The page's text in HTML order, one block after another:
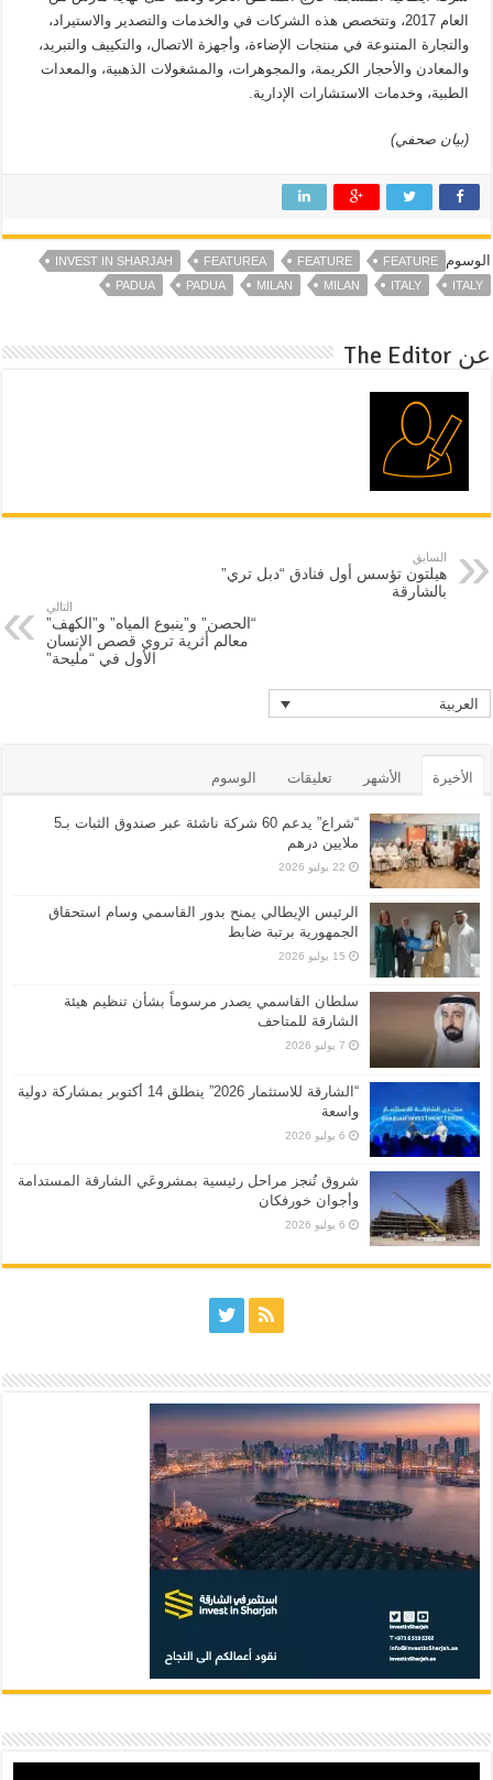
العام 2017، وتتخصص هذه الشركات في والخدمات والتصدير والاستيراد،
والتجارة المتنوعة في منتجات الإضاءة، وأجهزة الاتصال، والتكييف والتبريد،
والمعادن والأحجار الكريمة، والمجوهرات، والمشغولات الذهبية، والمعدات
الطبية، وخدمات الاستشارات الإدارية.
(بيان صحفي)
الوسوم FEATURE
FEATURE
FEATUREA
INVEST IN SHARJAH
ITALY
ITALY
MILAN
MILAN
PADUA
PADUA
عن The Editor
السابق
هيلتون تؤسس أول فنادق “دبل تري”
بالشارقة
التالي
“الحصن” و”ينبوع المياه” و”الكهف”
معالم أثرية تروي قصص الإنسان
الأول في “مليحة”
العربية
الأخيرة الأشهر تعليقات الوسوم
“شراع” يدعم 60 شركة ناشئة عبر صندوق الثبات بـ5
ملايين درهم
22 يوليو 2026
الرئيس الإيطالي يمنح بدور القاسمي وسام استحقاق
الجمهورية برتبة ضابط
15 يوليو 2026
سلطان القاسمي يصدر مرسوماً بشأن تنظيم هيئة
الشارقة للمتاحف
7 يوليو 2026
“الشارقة للاستثمار 2026” ينطلق 14 أكتوبر بمشاركة دولية
واسعة
6 يوليو 2026
شروق تُنجز مراحل رئيسية بمشروعَي الشارقة المستدامة
وأجوان خورفكان
6 يوليو 2026